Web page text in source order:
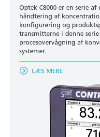
Optek C8000 er en serie
håndtering af
konfigurering og
transmitterne i denne
procesovervågning af
systemer.
LÆS MERE